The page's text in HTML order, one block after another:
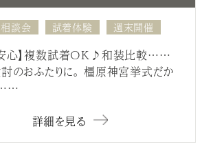
相談会 試着体験 週末開催
安心】複数試着OK♪和装比較……
のおふたりに。 橿原神宮挙式だか
……
詳細を見る